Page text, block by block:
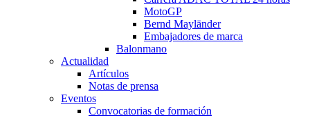
MotoGP
Bernd Mayländer
Embajadores de marca
Balonmano
Actualidad
Artículos
Notas de prensa
Eventos
Convocatorias de formación